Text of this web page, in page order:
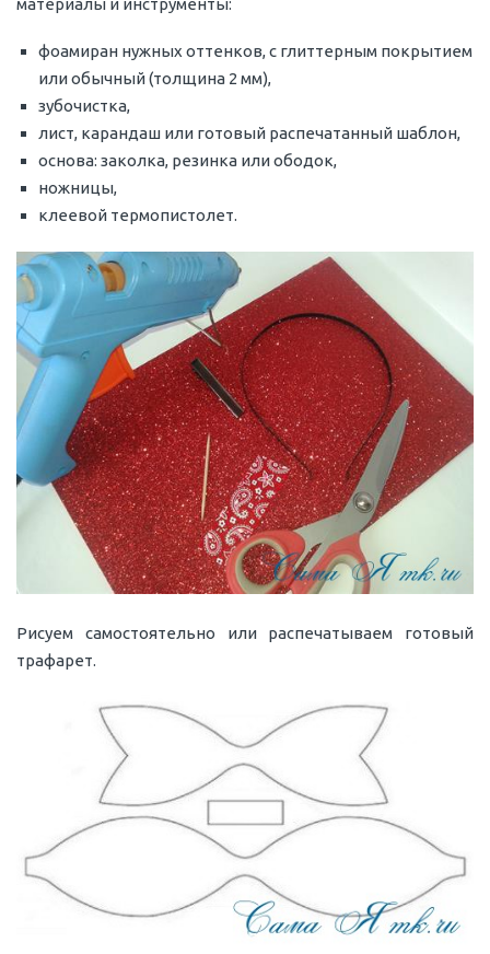
материалы и инструменты:
фоамиран нужных оттенков, с глиттерным покрытием
или обычный (толщина 2 мм),
зубочистка,
лист, карандаш или готовый распечатанный шаблон,
основа: заколка, резинка или ободок,
ножницы,
клеевой термопистолет.
Рисуем самостоятельно или распечатываем готовый
трафарет.